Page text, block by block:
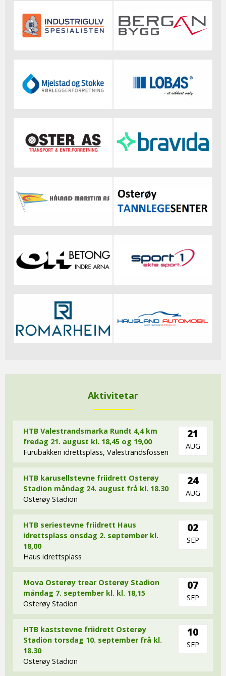
Aktivitetar
HTB Valestrandsmarka Rundt 4,4 km
fredag 21. august kl. 18,45 og 19,00
Furubakken idrettsplass, Valestrandsfossen
21
AUG
HTB karusellstevne friidrett Osterøy
Stadion måndag 24. august frå kl. 18.30
Osterøy Stadion
24
AUG
HTB seriestevne friidrett Haus
idrettsplass onsdag 2. september kl.
18,00
Haus idrettsplass
02
SEP
Mova Osterøy trear Osterøy Stadion
måndag 7. september kl. kl. 18,15
Osterøy Stadion
07
SEP
HTB kaststevne friidrett Osterøy
Stadion torsdag 10. september frå kl.
18.30
Osterøy Stadion
10
SEP